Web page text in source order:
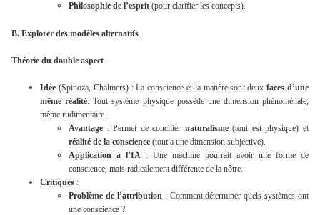
Philosophie de l’esprit (pour clarifier les concepts).
B. Explorer des modèles alternatifs
Théorie du double aspect
Idée (Spinoza, Chalmers) : La conscience et la matière sont deuxfaces d’une
même réalité. Tout système physique possède une dimension phénoménale,
même rudimentaire.
Avantage : Permet de concilier naturalisme(tout est physique) et
réalité de la conscience (tout a une dimension subjective).
Application à l’IA : Une machine pourrait avoir une forme de
conscience, mais radicalement différente de la nôtre.
Critiques :
Problème de l’attribution: Comment déterminer quels systèmes ont
une conscience ?